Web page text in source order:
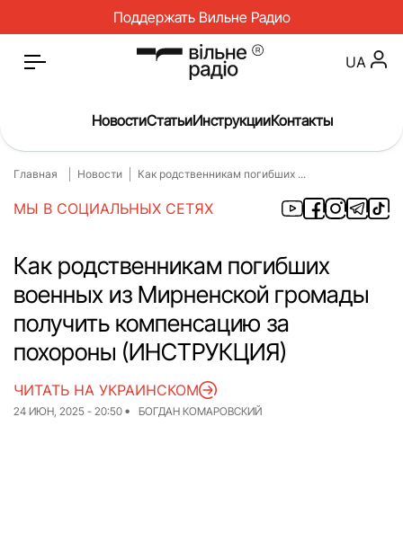
Поддержать Вильне Радио
Главная
Медицина
О нас
Инструкции
Спорт
Интервью
Досье
Репортаж
Блог
Проекты
Спецпроекты
Архив проектов
UA
НовостиСтатьиИнструкцииКонтакты
Главная Новости Как родственникам погибших ...
МЫ В СОЦИАЛЬНЫХ СЕТЯХ
Как родственникам погибших
военных из Мирненской громады
получить компенсацию за
похороны (ИНСТРУКЦИЯ)
24 ИЮН, 2025 - 20:50 БОГДАН КОМАРОВСКИЙ
ЧИТАТЬ НА УКРАИНСКОМ